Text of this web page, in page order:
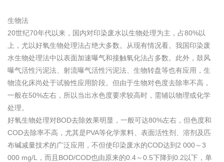
生物法
20世纪70年代以来，国内对印染废水以生物处理为主，占80%以
上，尤以好氧生物处理法占绝大多数。从现有情况看。我国印染废
水生物处理法中以表面加速曝气和接触氧化法占多数。此外，鼓风
曝气活性污泥法、射流曝气活性污泥法、生物转盘等也有应用，生
物流化床尚处于试验性应用阶段。但由于生物对色度去除率不高，
一般在50%左右，所以当出水色度要求较高时，需辅以物理或化学
处理。
好氧生物处理对BOD去除效果明显，一般可达80%左右，但色度和
COD去除率不高，尤其是PVA等化学浆料、表面活性剂、溶剂及匹
布碱减量技术的广泛应用，不但使印染废水的COD达到2 000～3
000 mg/L，而且BOD/COD也由原来的0.4～0.5下降到0.2以下，单